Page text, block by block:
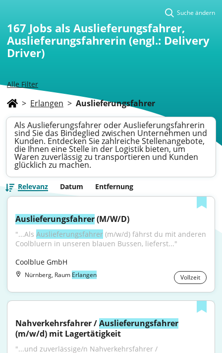
Alle Filter
Suche ändern
167 Jobs als Auslieferungsfahrer,
Auslieferungsfahrerin (engl.: Delivery
Driver)
> Erlangen > Auslieferungsfahrer
Als Auslieferungsfahrer oder Auslieferungsfahrerin
sind Sie das Bindeglied zwischen Unternehmen und
Kunden. Entdecken Sie zahlreiche Stellenangebote,
die Ihnen eine Stelle in der Logistik bieten, um
Waren zuverlässig zu transportieren und Kunden
glücklich zu machen.
Relevanz Datum Entfernung
Auslieferungsfahrer (M/W/D)
"...Als Auslieferungsfahrer (m/w/d) fährst du mit anderen
Coolbluern in unseren blauen Bussen, lieferst..."
Coolblue GmbH
Nürnberg, Raum Erlangen Vollzeit
Nahverkehrsfahrer / Auslieferungsfahrer
(m/w/d) mit Lagertätigkeit